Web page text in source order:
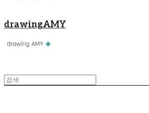
drawingAMY